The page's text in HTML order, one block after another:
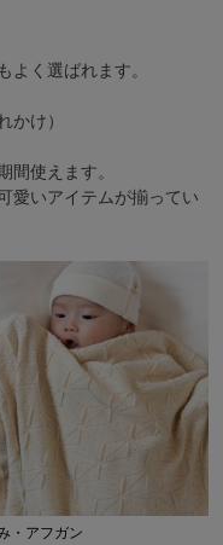
よく選ばれます。
かけ）
間使えます。
愛いアイテムが揃ってい
・アフガン